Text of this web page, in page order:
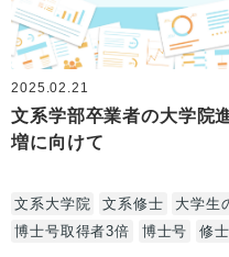
2025.02.21
文系学部卒業者の大学院
増に向けて
文系大学院 文系修士
大学生
博士号取得者3倍
博士号 修